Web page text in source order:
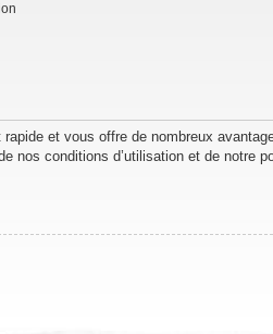
et vous offre de nombreux
nos conditions d’utilisation et de